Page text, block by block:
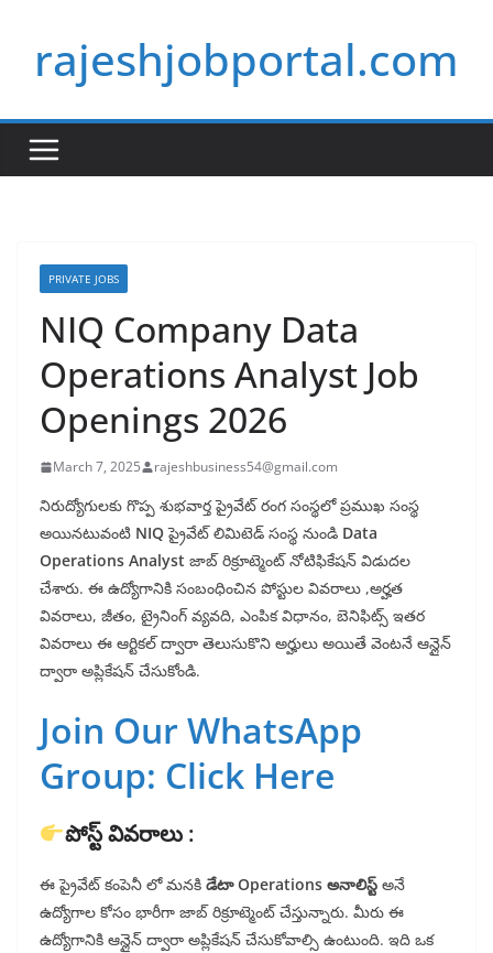
contentrajeshjobportal.com
PRIVATE JOBS
NIQ Company Data
Operations Analyst Job
Openings 2026
March 7, 2025 rajeshbusiness54@gmail.com
నిరుద్యోగులకు గొప్ప శుభవార్త ప్రైవేట్ రంగ సంస్థలో ప్రముఖ సంస్థ
అయినటువంటి NIQప్రైవేట్ లిమిటెడ్ సంస్థ నుండి Data
Operations Analyst జాబ్ రిక్రూట్మెంట్ నోటిఫికేషన్ విడుదల
చేశారు. ఈ ఉద్యోగానికి సంబంధించిన పోస్టుల వివరాలు ,అర్హత
వివరాలు, జీతం, ట్రైనింగ్ వ్యవది, ఎంపిక విధానం, బెనిఫిట్స్ ఇతర
వివరాలు ఈ ఆర్టికల్ ద్వారా తెలుసుకొని అర్హులు అయితే వెంటనే ఆన్లైన్
ద్వారా అప్లికేషన్ చేసుకోండి.
Join Our WhatsApp
Group: Click Here
పోస్ట్ వివరాలు :
ఈ ప్రైవేట్ కంపెనీ లో మనకి డేటా Operations అనాలిస్ట్ అనే
ఉద్యోగాల కోసం భారీగా జాబ్ రిక్రూట్మెంట్ చేస్తున్నారు. మీరు ఈ
ఉద్యోగానికి ఆన్లైన్ ద్వారా అప్లికేషన్ చేసుకోవాల్సి ఉంటుంది. ఇది ఒక